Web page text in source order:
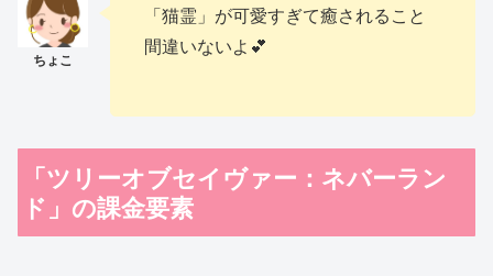
「猫霊」が可愛すぎて癒されること
間違いないよ💕
「ツリーオブセイヴァー：ネバーラン
ド」の課金要素